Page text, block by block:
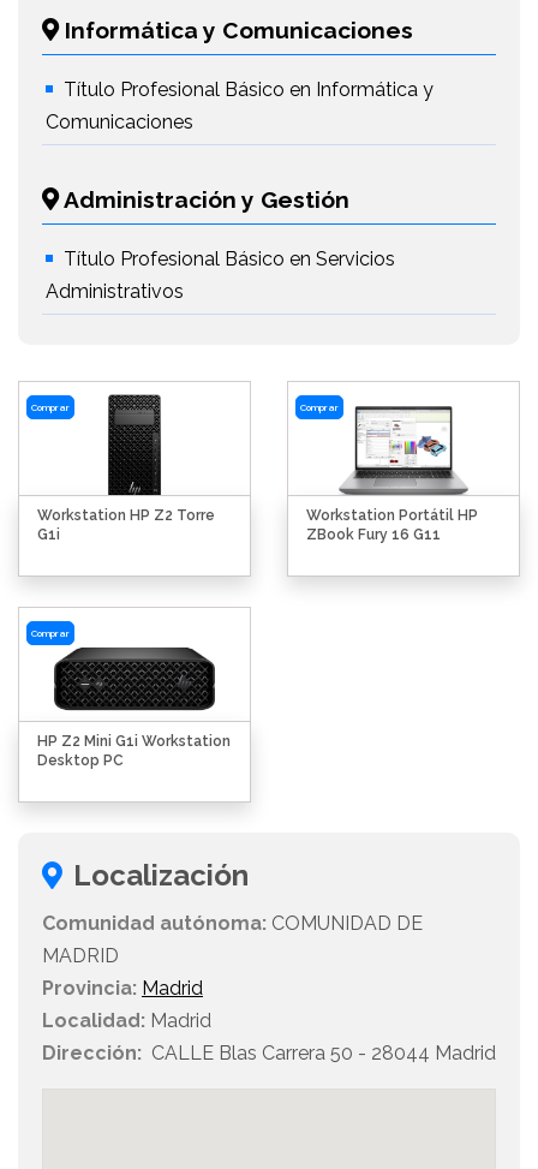
Informática y Comunicaciones
Título Profesional Básico en Informática y
Comunicaciones
Administración y Gestión
Título Profesional Básico en Servicios
Administrativos
Comprar
Workstation HP Z2 Torre
G1i
Comprar
Workstation Portátil HP
ZBook Fury 16 G11
Comprar
HP Z2 Mini G1i Workstation
Desktop PC
Localización
Comunidad autónoma: COMUNIDAD DE
MADRID
Provincia: Madrid
Localidad: Madrid
Dirección: CALLE Blas Carrera 50 - 28044 Madrid